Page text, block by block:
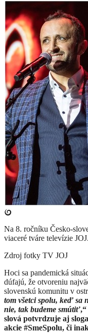
Na 8. ročníku Česko-
viaceré tváre televízie JOJ.
Zdroj fotky TV JOJ
Hoci sa pandemická
dúfajú, že otvoreniu
slovenskú komunitu v
tom všetci spolu, keď sa
nie, tak budeme smútiť
slová potvrdzuje aj
akcie #SmeSpolu, či